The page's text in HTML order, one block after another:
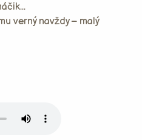
verný navždy – malý